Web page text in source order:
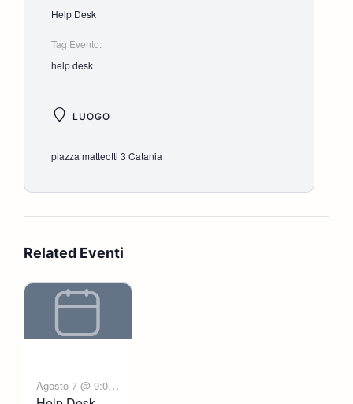
Help Desk
Tag Evento:
help desk
LUOGO
piazza matteotti 3 Catania
Related Eventi
Agosto 7 @ 9:00